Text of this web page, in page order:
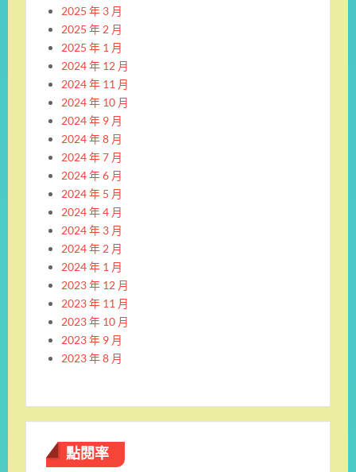
2025 年 3 月
2025 年 2 月
2025 年 1 月
2024 年 12 月
2024 年 11 月
2024 年 10 月
2024 年 9 月
2024 年 8 月
2024 年 7 月
2024 年 6 月
2024 年 5 月
2024 年 4 月
2024 年 3 月
2024 年 2 月
2024 年 1 月
2023 年 12 月
2023 年 11 月
2023 年 10 月
2023 年 9 月
2023 年 8 月
點閱率